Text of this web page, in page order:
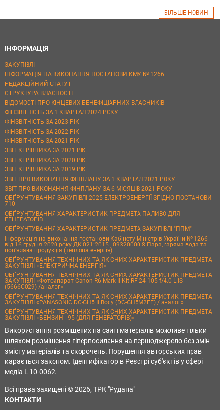
БІЛЬШЕ НОВИН
ІНФОРМАЦІЯ
ЗАКУПІВЛІ
ІНФОРМАЦІЯ НА ВИКОНАННЯ ПОСТАНОВИ КМУ № 1266
РЕДАКЦІЙНИЙ СТАТУТ
СТРУКТУРА ВЛАСНОСТІ
ВІДОМОСТІ ПРО КІНЦЕВИХ БЕНЕФІЦІАРНИХ ВЛАСНИКІВ
ФІНЗВІТНІСТЬ ЗА 1 КВАРТАЛ 2024 РОКУ
ФІНЗВІТНІСТЬ ЗА 2023 РІК
ФІНЗВІТНІСТЬ ЗА 2022 РІК
ФІНЗВІТНІСТЬ ЗА 2021 РІК
ЗВІТ КЕРІВНИКА ЗА 2021 РІК
ЗВІТ КЕРІВНИКА ЗА 2020 РІК
ЗВІТ КЕРІВНИКА ЗА 2019 РІК
ЗВІТ ПРО ВИКОНАННЯ ФІНПЛАНУ ЗА 1 КВАРТАЛ 2021 РОКУ
ЗВІТ ПРО ВИКОНАННЯ ФІНПЛАНУ ЗА 6 МІСЯЦІВ 2021 РОКУ
ОБҐРУНТУВАННЯ ЗАКУПІВЛІ 2025 ЕЛЕКТРОЕНЕРГІЇ ЗГІДНО ПОСТАНОВИ
710
ОБҐРУНТУВАННЯ ХАРАКТЕРИСТИК ПРЕДМЕТА ПАЛИВО ДЛЯ
ГЕНЕРАТОРІВ
ОБҐРУНТУВАННЯ ХАРАКТЕРИСТИК ПРЕДМЕТА ЗАКУПІВЛІ "ППМ"
Інформація на виконання постанови Кабінету Міністрів України № 1266
від 16 грудня 2020 року ДК 021:2015 - 09320000-8 Пара, гаряча вода та
пов’язана продукція (теплова енергія)
ОБҐРУНТУВАННЯ ТЕХНІЧНИХ ТА ЯКІСНИХ ХАРАКТЕРИСТИК ПРЕДМЕТА
ЗАКУПІВЛІ «ЕЛЕКТРИЧНА ЕНЕРГІЯ»
ОБҐРУНТУВАННЯ ТЕХНІЧНИХ ТА ЯКІСНИХ ХАРАКТЕРИСТИК ПРЕДМЕТА
ЗАКУПІВЛІ «Фотоапарат Canon R6 Mark II Kit RF 24-105 f/4.0 L IS
(5666C029) /аналог»
ОБҐРУНТУВАННЯ ТЕХНІЧНИХ ТА ЯКІСНИХ ХАРАКТЕРИСТИК ПРЕДМЕТА
ЗАКУПІВЛІ «PANASONIC DC-GH5 II Body (DC-GH5M2EE) / аналог»
ОБҐРУНТУВАННЯ ТЕХНІЧНИХ ТА ЯКІСНИХ ХАРАКТЕРИСТИК ПРЕДМЕТА
ЗАКУПІВЛІ «БЕНЗИН - 95 (ДЛЯ ГЕНЕРАТОРІВ)»
Використання розміщених на сайті матеріалів можливе тільки
шляхом розміщення гіперпосилання на першоджерело без змін
змісту матеріалів та скорочень. Порушення авторських прав
карається законом. Ідентифікатор в Реєстрі суб'єктів у сфері
медіа L 10-0062.
Всі права захищені © 2026, ТРК "Рудана"
КОНТАКТИ